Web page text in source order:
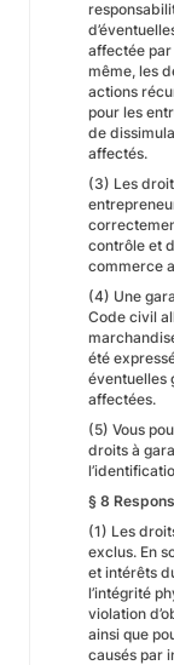
affectée
même, les
actions
pour les
de
affectés.
(3) Les
contrôle et
commerce
(4) Une
Code civil
été
éventuelles
affectées.
(5) Vous
droits à
§ 8
(1) Les
exclus. En
et intérêts
l’intégrité
violation
ainsi que
causés par